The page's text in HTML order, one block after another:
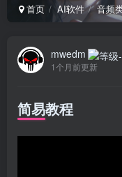
首页 AI软件 音频
mwedm
1个月前更新
简易教程